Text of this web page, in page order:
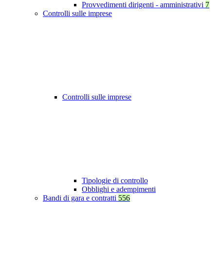
Provvedimenti dirigenti - amministrativi 7
Controlli sulle imprese
Controlli sulle imprese
Tipologie di controllo
Obblighi e adempimenti
Bandi di gara e contratti 556